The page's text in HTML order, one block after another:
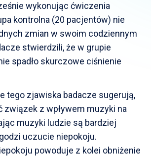
wykonując ćwiczenia
kontrolna (20 pacjentów) nie
zmian w swoim codziennym
stwierdzili, że w grupie
spadło skurczowe ciśnienie
tego zjawiska badacze sugerują,
związek z wpływem muzyki na
muzyki ludzie są bardziej
uczucie niepokoju.
powoduje z kolei obniżenie